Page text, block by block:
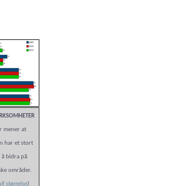
mener at
har et stort
bidra på
områder.
størrelse)